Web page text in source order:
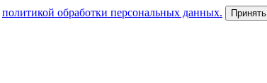
политикой обработки персональных данных. Принять